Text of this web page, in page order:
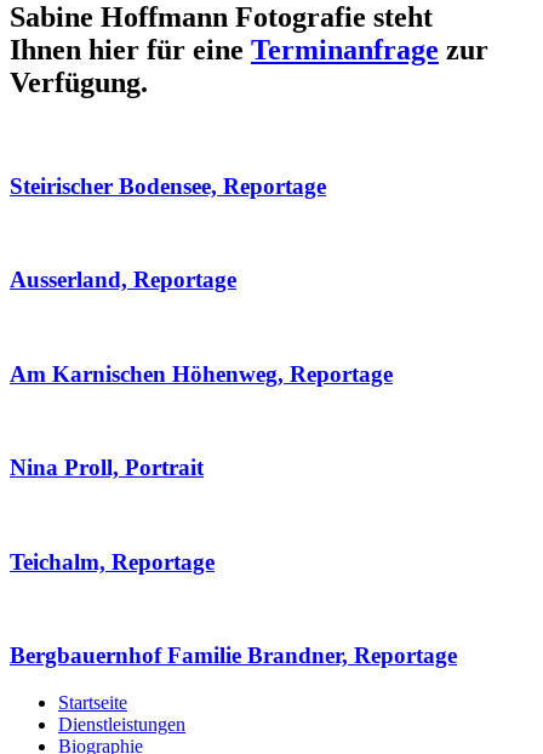
Sabine Hoffmann Fotografie steht
Ihnen hier für eine Terminanfrage zur
Verfügung.
Steirischer Bodensee, Reportage
Ausserland, Reportage
Am Karnischen Höhenweg, Reportage
Nina Proll, Portrait
Teichalm, Reportage
Bergbauernhof Familie Brandner, Reportage
Startseite
Dienstleistungen
Biographie